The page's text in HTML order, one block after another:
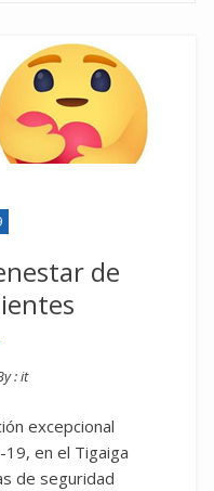
de
:it
excepcional
19, en el Tigaiga
de seguridad